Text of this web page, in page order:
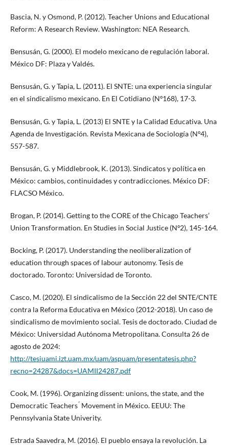
Bascia, N. y Osmond, P. (2012). Teacher Unions and Educational
Reform: A Research Review. Washington: NEA Research.
Bensusán, G. (2000). El modelo mexicano de regulación laboral.
México DF: Plaza y Valdés.
Bensusán, G. y Tapia, L. (2011). El SNTE: una experiencia singular
en el sindicalismo mexicano. En El Cotidiano (Nº168), 17-3.
Bensusán, G. y Tapia, L. (2013) El SNTE y la Calidad Educativa. Una
Agenda de Investigación. Revista Mexicana de Sociología (Nº4),
557-587.
Bensusán, G. y Middlebrook, K. (2013). Sindicatos y política en
México: cambios, continuidades y contradicciones. México DF:
FLACSO México.
Brogan, P. (2014). Getting to the CORE of the Chicago Teachers’
Union Transformation. En Studies in Social Justice (Nº2), 145-164.
Bocking, P. (2017). Understanding the neoliberalization of
education through spaces of labour autonomy. Tesis de
doctorado. Toronto: Universidad de Toronto.
Casco, M. (2020). El sindicalismo de la Sección 22 del SNTE/CNTE
contra la Reforma Educativa en México (2012-2018). Un caso de
sindicalismo de movimiento social. Tesis de doctorado. Ciudad de
México: Universidad Autónoma Metropolitana. Consulta 26 de
agosto de 2024:
http://tesiuami.izt.uam.mx/uam/aspuam/presentatesis.php?
recno=24287&docs=UAMII24287.pdf
Cook, M. (1996). Organizing dissent: unions, the state, and the
Democratic Teachers ́ Movement in México. EEUU: The
Pennsylvania State Univerity.
Estrada Saavedra, M. (2016). El pueblo ensaya la revolución. La